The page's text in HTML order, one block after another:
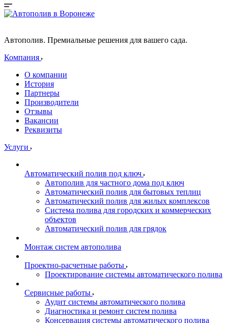
Автополив. Премиальные решения для вашего сада.
Компания
О компании
История
Партнеры
Производители
Отзывы
Вакансии
Реквизиты
Услуги
Автоматический полив под ключ
Автополив для частного дома под ключ
Автоматический полив для бытовых теплиц
Автоматический полив для жилых комплексов
Система полива для городских и коммерческих
объектов
Автоматический полив для грядок
Монтаж систем автополива
Проектно-расчетные работы
Проектирование системы автоматического полива
Сервисные работы
Аудит системы автоматического полива
Диагностика и ремонт систем полива
Консервация системы автоматического полива